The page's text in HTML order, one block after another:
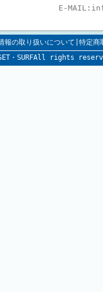
E-MAIL:
報の取り扱いについて|特定商
・SURFAll rights